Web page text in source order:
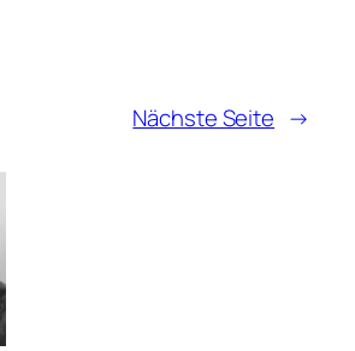
Nächste Seite →